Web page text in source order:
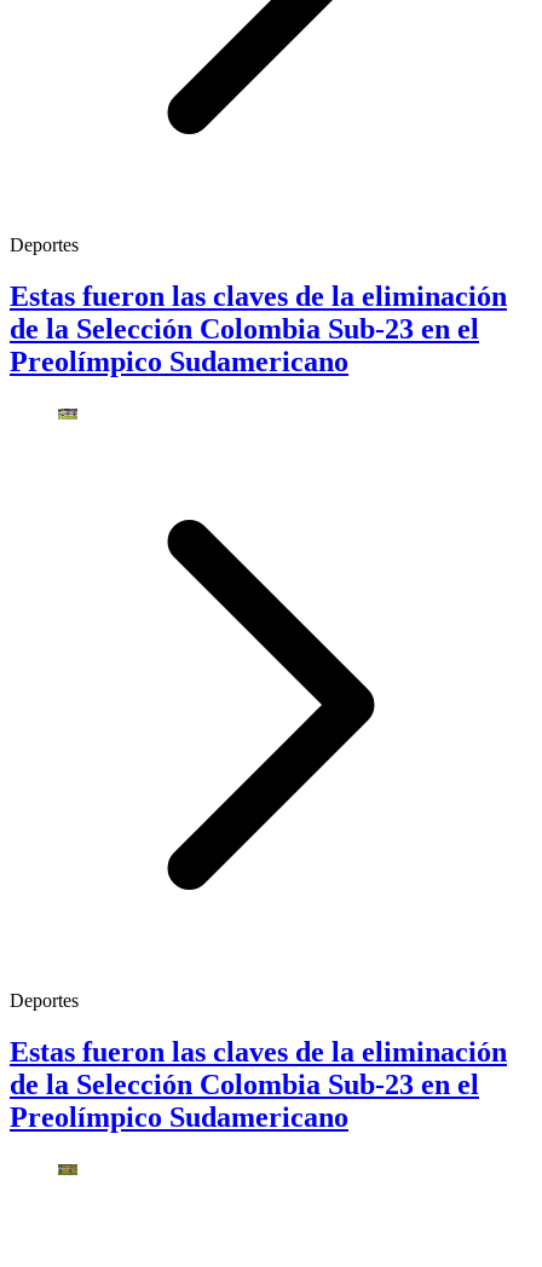
Deportes
Estas fueron las claves de la eliminación
de la Selección Colombia Sub-23 en el
Preolímpico Sudamericano
Deportes
Estas fueron las claves de la eliminación
de la Selección Colombia Sub-23 en el
Preolímpico Sudamericano